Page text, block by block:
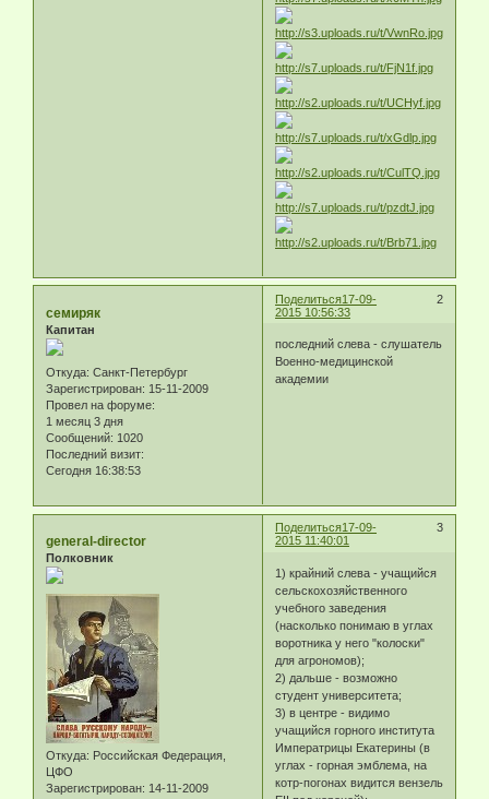
Поделиться 2
17-09-
2015 10:56:33
семиряк
Капитан
Откуда: Санкт-Петербург
Зарегистрирован: 15-11-2009
Провел на форуме:
1 месяц 3 дня
Сообщений: 1020
Последний визит:
Сегодня 16:38:53
последний слева - слушатель
Военно-медицинской
академии
Поделиться 3
17-09-
2015 11:40:01
general-director
Полковник
Откуда: Российская Федерация,
ЦФО
Зарегистрирован: 14-11-2009
1) крайний слева - учащийся
сельскохозяйственного
учебного заведения
(насколько понимаю в углах
воротника у него "колоски"
для агрономов);
2) дальше - возможно
студент университета;
3) в центре - видимо
учащийся горного института
Императрицы Екатерины (в
углах - горная эмблема, на
котр-погонах видится вензель